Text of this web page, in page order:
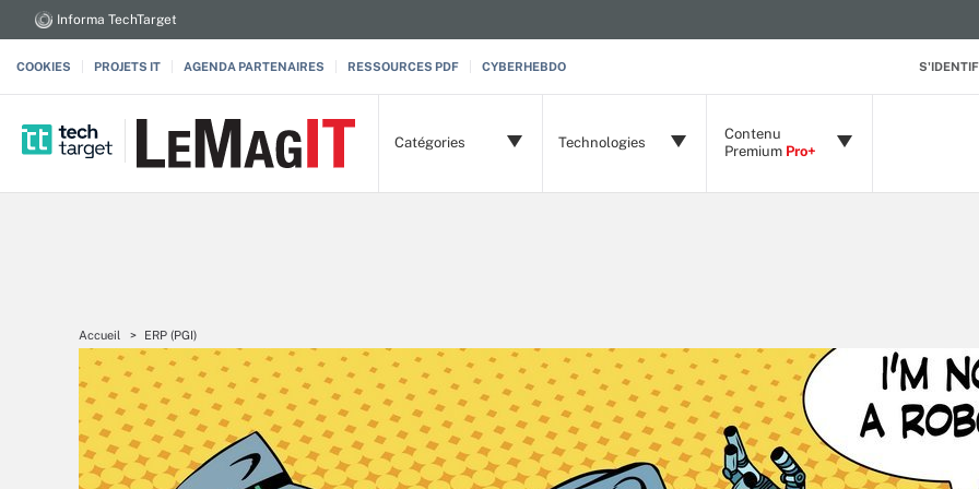
Informa TechTarget
COOKIES PROJETS IT AGENDA PARTENAIRES RESSOURCES PDF CYBERHEBDO
Catégories Technologies
Contenu
Premium Pro+
Accueil ERP (PGI)